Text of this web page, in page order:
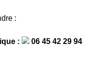
:
: 06 45 42 29 94